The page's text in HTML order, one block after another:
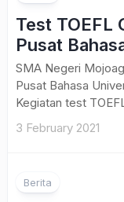
Test TOEFL
Pusat
SMA Negeri
Pusat Bahasa
Kegiatan test
3 February 2021
Berita